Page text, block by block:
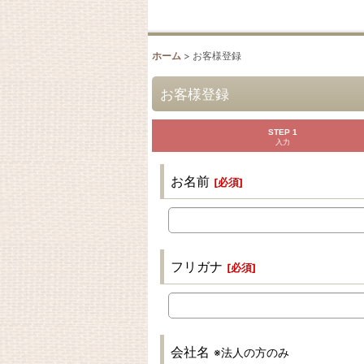
ホーム > お客様登録
お客様登録
STEP 1
入力
お名前 [必須]
フリガナ [必須]
会社名 ※法人の方のみ